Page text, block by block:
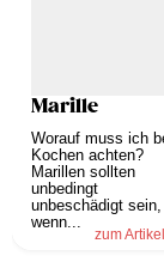
Marille
Worauf muss ich
Kochen achten?
Marillen sollten
unbedingt
unbeschädigt sein,
wenn...
zum Artikel